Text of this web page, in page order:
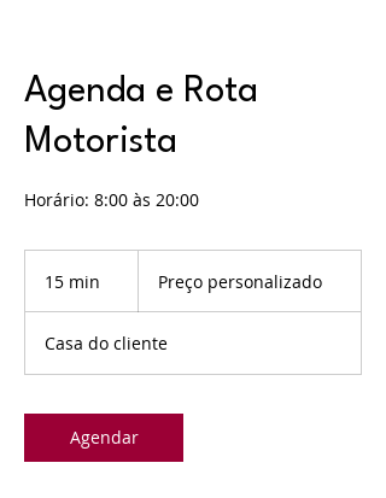
Agenda e Rota
Motorista
Horário: 8:00 às 20:00
15 min
i
n
Preço personalizado
Casa do cliente
Agendar